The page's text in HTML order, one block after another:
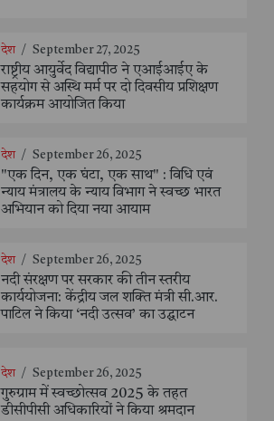
देश / September 27, 2025
राष्ट्रीय आयुर्वेद विद्यापीठ ने एआईआईए के
सहयोग से अस्थि मर्म पर दो दिवसीय प्रशिक्षण
कार्यक्रम आयोजित किया
देश / September 26, 2025
"एक दिन, एक घंटा, एक साथ" : विधि एवं
न्याय मंत्रालय के न्याय विभाग ने स्वच्छ भारत
अभियान को दिया नया आयाम
देश / September 26, 2025
नदी संरक्षण पर सरकार की तीन स्तरीय
कार्ययोजना: केंद्रीय जल शक्ति मंत्री सी.आर.
पाटिल ने किया ‘नदी उत्सव’ का उद्घाटन
देश / September 26, 2025
गुरुग्राम में स्वच्छोत्सव 2025 के तहत
डीसीपीसी अधिकारियों ने किया श्रमदान